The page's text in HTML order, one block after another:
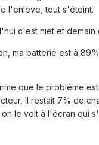
l'enlève, tout s'éteint.
c'est niet et demain
ma batterie est à
que le problème
il restait 7% de
le voit à l'écran qui